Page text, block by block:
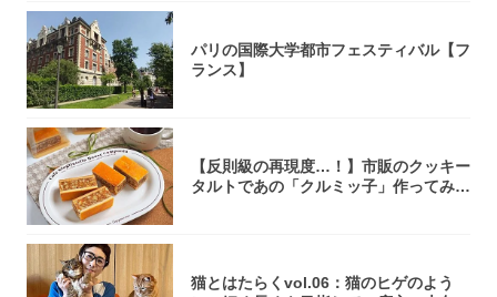
パリの国際大学都市フェスティバル【フ
ランス】
【反則級の再現度…！】市販のクッキー
タルトであの「クルミッ子」作ってみ
猫とはたらくvol.06：猫のヒゲのよう